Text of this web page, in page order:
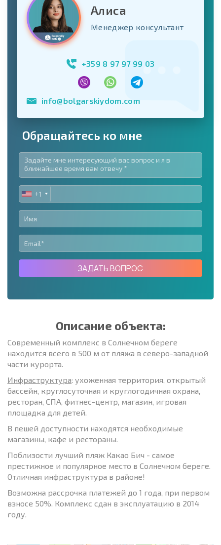
Алиса
Менеджер консультант
+359 8 97 97 99 03
info@bolgarskiydom.com
Обращайтесь ко мне
UNITED
STATES
+1
+1
ЗАДАТЬ ВОПРОС
Описание объекта:
Современный комплекс в Солнечном береге
находится всего в 500 м от пляжа в северо-западной
части курорта.
Инфраструктура: ухоженная территория, открытый
бассейн, круглосуточная и круглогодичная охрана,
ресторан, СПА, фитнес-центр, магазин, игровая
площадка для детей.
В пешей доступности находятся необходимые
магазины, кафе и рестораны.
Поблизости лучший пляж Какао Бич - самое
престижное и популярное место в Солнечном береге.
Отличная инфраструктура в районе!
Возможна рассрочка платежей до 1 года, при первом
взносе 50%. Комплекс сдан в эксплуатацию в 2014
году.